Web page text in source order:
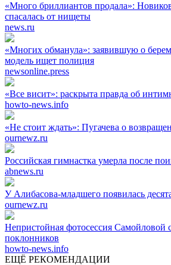
«Много бриллиантов продала»:
спасалась от нищеты
news.ru
«Многих обманула»: заявившую о
модель ищет полиция
newsonline.press
«Все висит»: раскрыта правда об
howto-news.info
«Не стоит ждать»: Пугачева о
ournewz.ru
Российская гимнастка умерла после
abnews.ru
У Алибасова-младшего появилась
ournewz.ru
Непристойная фотосессия Самойловой
поклонников
howto-news.info
ЕЩЁ РЕКОМЕНДАЦИИ